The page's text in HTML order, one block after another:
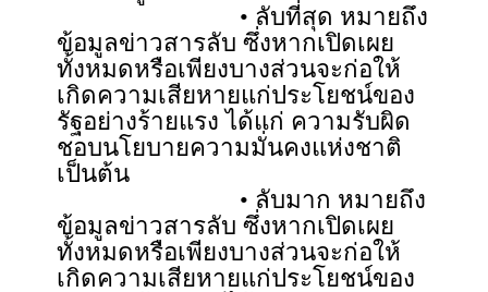
• ลับที่สุด หมายถึง
ข้อมูลข่าวสารลับ ซึ่งหากเปิดเผย
ทั้งหมดหรือเพียงบางส่วนจะก่อให้
เกิดความเสียหายแก่ประโยชน์ของ
รัฐอย่างร้ายแรง ได้แก่ ความรับผิด
ชอบนโยบายความมั่นคงแห่งชาติ
เป็นต้น
• ลับมาก หมายถึง
ข้อมูลข่าวสารลับ ซึ่งหากเปิดเผย
ทั้งหมดหรือเพียงบางส่วนจะก่อให้
เกิดความเสียหายแก่ประโยชน์ของ